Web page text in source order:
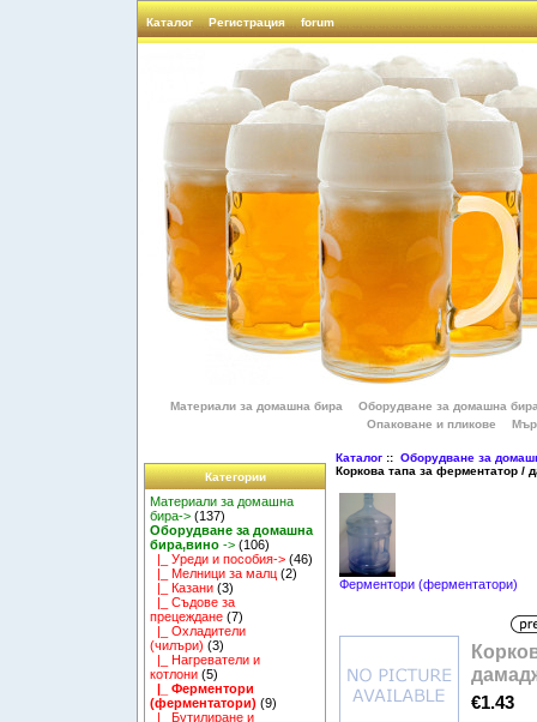
Каталог Регистрация forum
Материали за домашна бира
Оборудване за домашна
Опаковане и пликове
Категории
Материали за домашна
бира-> (137)
Оборудване за домашна
бира,вино-> (106)
|_ Уреди и пособия-> (46)
|_ Мелници за малц (2)
|_ Казани (3)
|_ Съдове за
прецеждане (7)
|_ Охладители
(чилъри) (3)
|_ Нагреватели и
котлони (5)
|_ Ферментори
(ферментатори) (9)
|_ Бутилиране и
Каталог:: Оборудване за
Коркова тапа за ферментатор /
Ферментори (ферментатори)
€1.43